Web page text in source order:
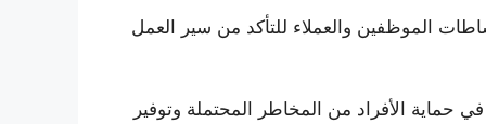
الموظفين والعملاء للتأكد من سير العمل
حماية الأفراد من المخاطر المحتملة وتوفير